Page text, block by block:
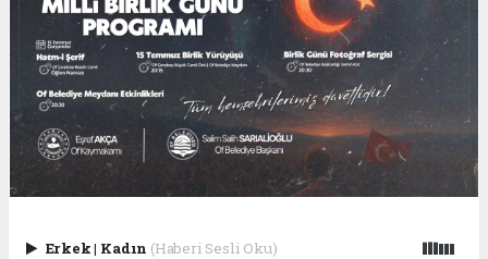
Erkek| Kadın (Haberi Sesli Oku)